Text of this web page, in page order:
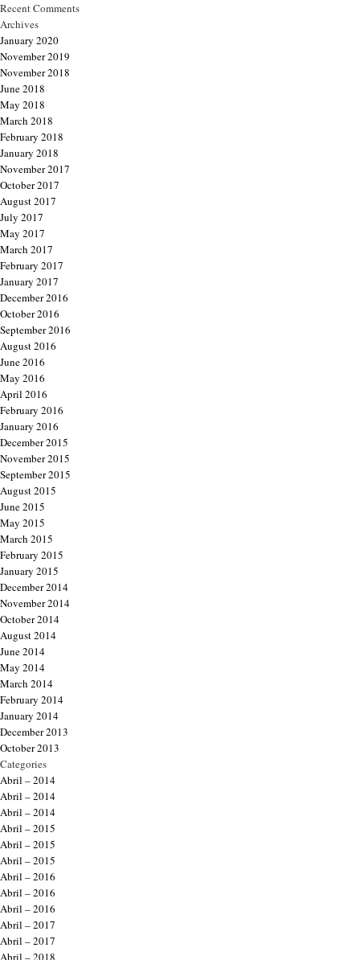
Recent Comments
Archives
January 2020
November 2019
November 2018
June 2018
May 2018
March 2018
February 2018
January 2018
November 2017
October 2017
August 2017
July 2017
May 2017
March 2017
February 2017
January 2017
December 2016
October 2016
September 2016
August 2016
June 2016
May 2016
April 2016
February 2016
January 2016
December 2015
November 2015
September 2015
August 2015
June 2015
May 2015
March 2015
February 2015
January 2015
December 2014
November 2014
October 2014
August 2014
June 2014
May 2014
March 2014
February 2014
January 2014
December 2013
October 2013
Categories
Abril – 2014
Abril – 2014
Abril – 2014
Abril – 2015
Abril – 2015
Abril – 2015
Abril – 2016
Abril – 2016
Abril – 2016
Abril – 2017
Abril – 2017
Abril – 2018